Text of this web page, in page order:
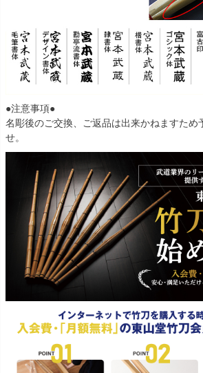
●注意事項●
名彫後のご交換、ご返品は出来かねますため
せ。